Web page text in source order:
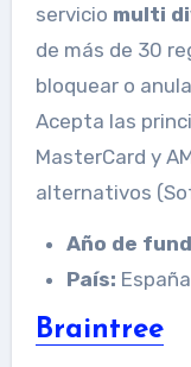
servicio multi
de más de 30
bloquear o
Acepta las
MasterCard y
alternativos
Año de
País: España
Braintree